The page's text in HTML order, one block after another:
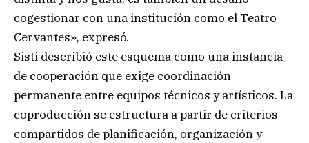
cogestionar con una institución como el Teatro
Cervantes», expresó.
Sisti describió este esquema como una instancia
de cooperación que exige coordinación
permanente entre equipos técnicos y artísticos. La
coproducción se estructura a partir de criterios
compartidos de planificación, organización y